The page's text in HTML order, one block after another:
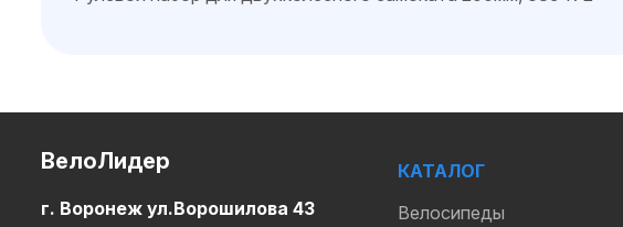
ВелоЛидер
г. Воронеж ул.Ворошилова 43
КАТАЛОГ
Велосипеды